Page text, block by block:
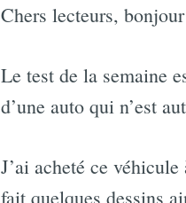
Chers lecteurs,
Le test de la semaine
d’une auto qui n’est
J’ai acheté ce
fait quelques dessins